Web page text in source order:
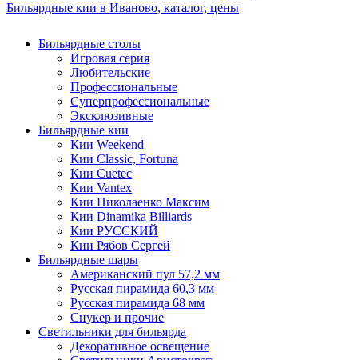
Бильярдные кии в Иваново, каталог, цены
Бильярдные столы
Игровая серия
Любительские
Профессиональные
Суперпрофессиональные
Эксклюзивные
Бильярдные кии
Кии Weekend
Кии Classic, Fortuna
Кии Cuetec
Кии Vantex
Кии Николаенко Максим
Кии Dinamika Billiards
Кии РУССКИЙ
Кии Рябов Сергей
Бильярдные шары
Американский пул 57,2 мм
Русская пирамида 60,3 мм
Русская пирамида 68 мм
Снукер и прочие
Светильники для бильярда
Декоративное освещение